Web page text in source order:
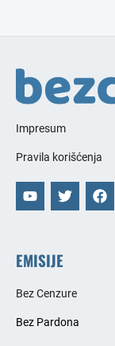
Impresum
Pravila korišćenja
EMISIJE
Bez Cenzure
Bez Pardona